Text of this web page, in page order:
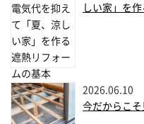
しい家」を
2026.06.10
今だからこ